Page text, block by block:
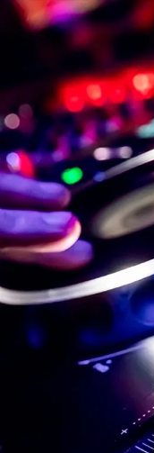
Energy